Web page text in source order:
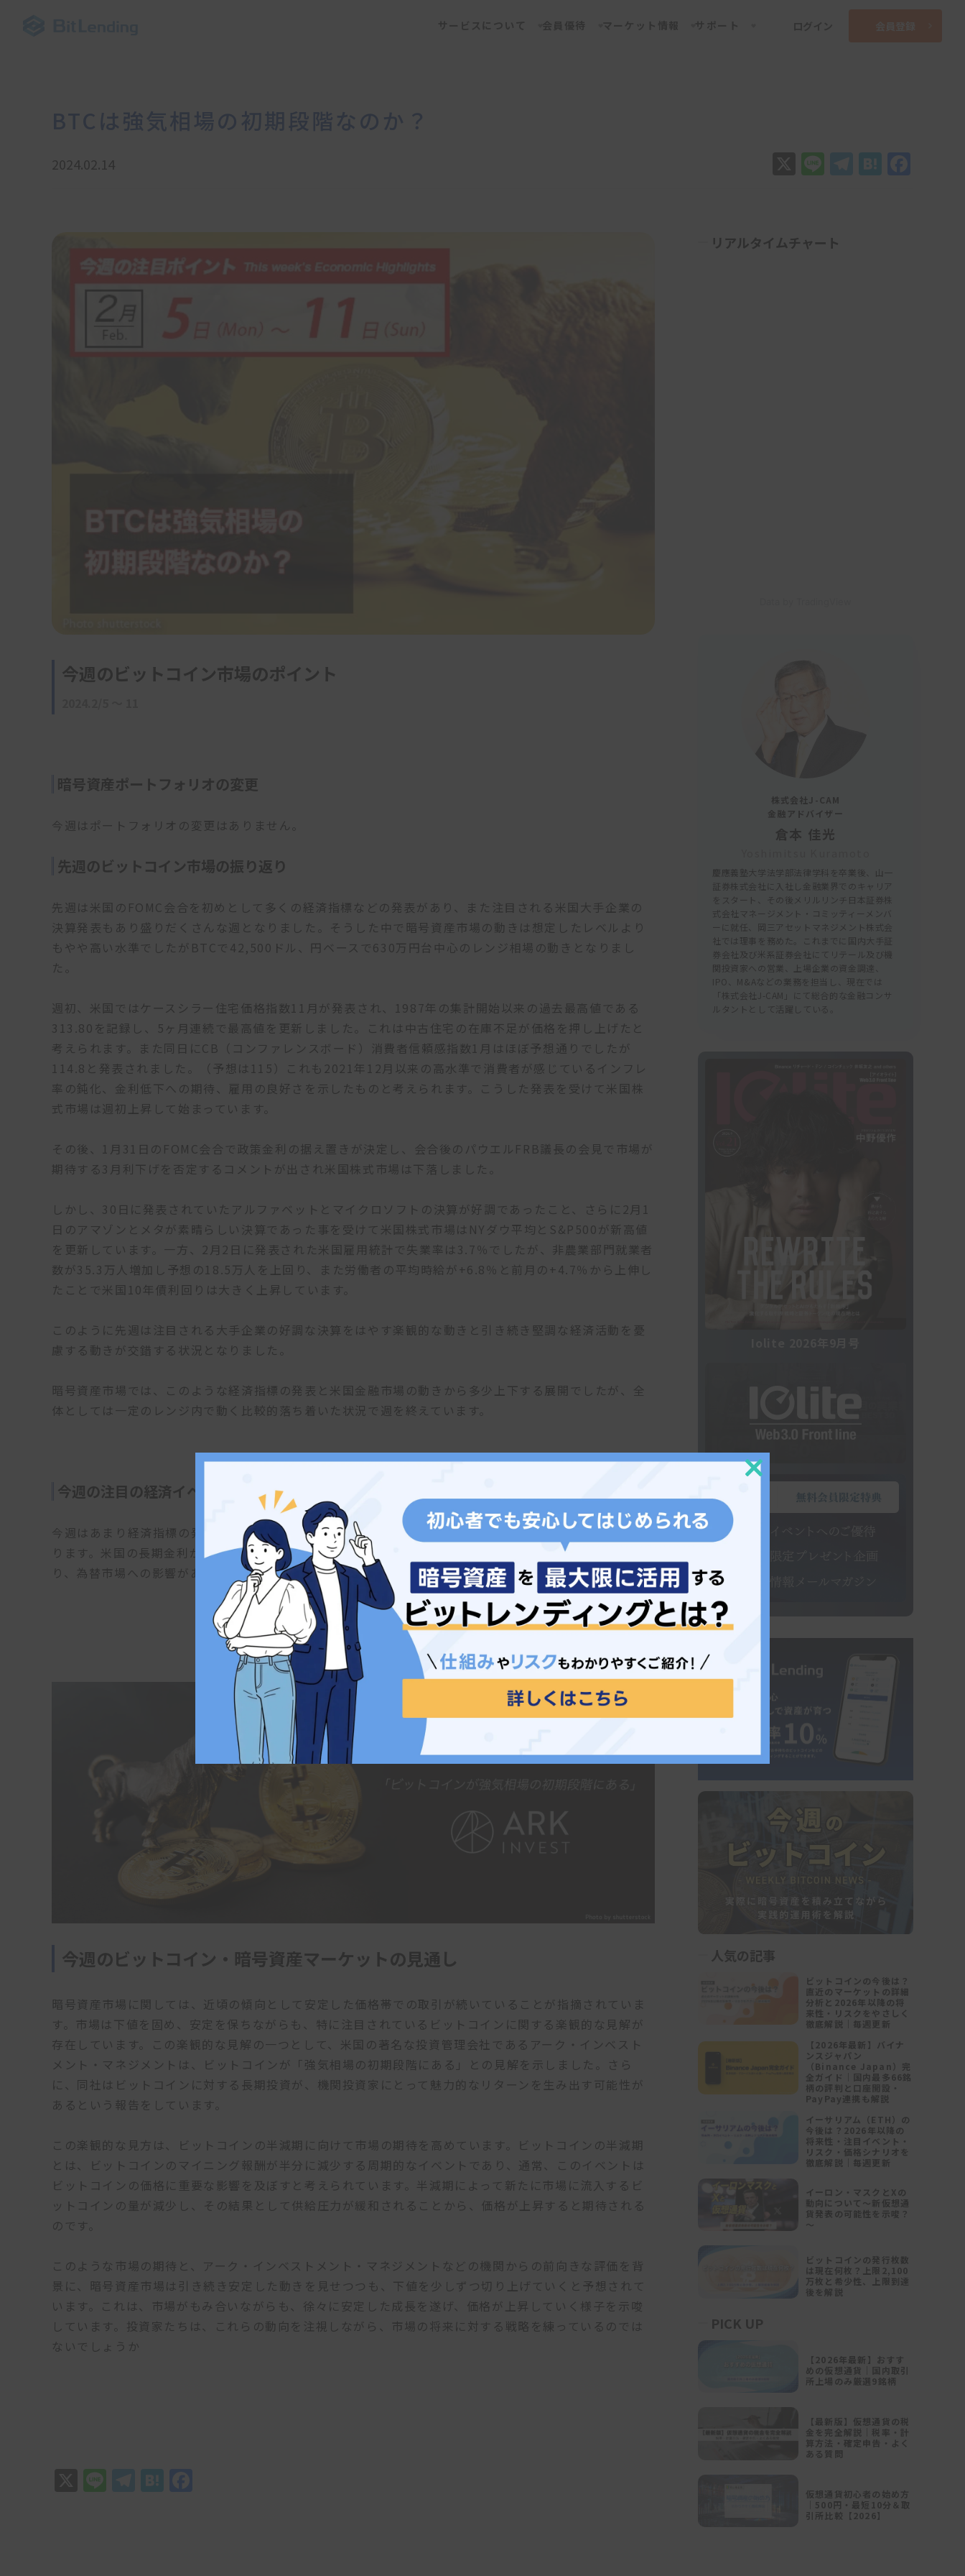
BTCは強気相場の初期段階なのか？
2024.02.14 X LineTelegram
Hatena
今週のビットコイン市場のポイント
暗号資産ポートフォリオの変更
今週はポートフォリオの変更はありません。
先週のビットコイン市場の振り返り
先週は米国のFOMC会合を初めとして多くの経済指標などの発表があり、また注目される米国大手企業の
決算発表もあり盛りだくさんな週となりました。そうした中で暗号資産市場の動きは想定したレベルより
もやや高い水準でしたがBTCで42,500ドル、円ベースで630万円台中心のレンジ相場の動きとなりまし
た。
週初、米国ではケースシラー住宅価格指数11月が発表され、1987年の集計開始以来の過去最高値である
313.80を記録し、5ヶ月連続で最高値を更新しました。これは中古住宅の在庫不足が価格を押し上げたと
考えられます。また同日にCB（コンファレンスボード）消費者信頼感指数1月はほぼ予想通りでしたが
114.8と発表されました。（予想は115）これも2021年12月以来の高水準で消費者が感じているインフレ
率の鈍化、金利低下への期待、雇用の良好さを示したものと考えられます。こうした発表を受けて米国株
式市場は週初上昇して始まっています。
その後、1月31日のFOMC会合で政策金利の据え置きが決定し、会合後のパウエルFRB議長の会見で市場が
期待する3月利下げを否定するコメントが出され米国株式市場は下落しました。
しかし、30日に発表されていたアルファベットとマイクロソフトの決算が好調であったこと、さらに2月1
日のアマゾンとメタが素晴らしい決算であった事を受けて米国株式市場はNYダウ平均とS&P500が新高値
を更新しています。一方、2月2日に発表された米国雇用統計で失業率は3.7％でしたが、非農業部門就業者
数が35.3万人増加し予想の18.5万人を上回り、また労働者の平均時給が+6.8％と前月の+4.7％から上伸し
たことで米国10年債利回りは大きく上昇しています。
このように先週は注目される大手企業の好調な決算をはやす楽観的な動きと引き続き堅調な経済活動を憂
慮する動きが交錯する状況となりました。
暗号資産市場では、このような経済指標の発表と米国金融市場の動きから多少上下する展開でしたが、全
体としては一定のレンジ内で動く比較的落ち着いた状況で週を終えています。
今週の注目の経済イベント
今週はあまり経済指標の発表はありませんが、日米の貿易収支などの発表と中国の物価に関する発表があ
ります。米国の長期金利が上昇している場面で日本銀行の金融正常化についての関心が高まる可能性もあ
り、為替市場への影響があるのか注目したいところです。
今週のビットコイン・暗号資産マーケットの見通し
暗号資産市場に関しては、近頃の傾向として安定した価格帯での取引が続いていることが指摘されていま
す。市場は下値を固め、安定を保ちながらも、特に注目されているビットコインに関する楽観的な見解が
存在しています。この楽観的な見解の一つとして、米国の著名な投資管理会社であるアーク・インベスト
メント・マネジメントは、ビットコインが「強気相場の初期段階にある」との見解を示しました。さら
に、同社はビットコインに対する長期投資が、機関投資家にとって魅力的なリターンを生み出す可能性が
あるという報告をしています。
この楽観的な見方は、ビットコインの半減期に向けて市場の期待を高めています。ビットコインの半減期
とは、ビットコインのマイニング報酬が半分に減少する周期的なイベントであり、通常、このイベントは
ビットコインの価格に重要な影響を及ぼすと考えられています。半減期によって新たに市場に流入するビ
ットコインの量が減少し、その結果として供給圧力が緩和されることから、価格が上昇すると期待される
のです。
このような市場の期待と、アーク・インベストメント・マネジメントなどの機関からの前向きな評価を背
景に、暗号資産市場は引き続き安定した動きを見せつつも、下値を少しずつ切り上げていくと予想されて
います。これは、市場がもみ合いながらも、徐々に安定した成長を遂げ、価格が上昇していく様子を示唆
しています。投資家たちは、これらの動向を注視しながら、市場の将来に対する戦略を練っているのでは
ないでしょうか
X LineTelegram
Hatena
Facebook
リアルタイムチャート
株式会社J-CAM
金融アドバイザー
倉本 佳光
慶應義塾大学法学部法律学科を卒業後、山一
証券株式会社に入社し金融業界でのキャリア
をスタート、その後メリルリンチ日本証券株
式会社マネージメント・コミッティーメンバ
ーに就任、岡三アセットマネジメント株式会
社では理事を務めた。これまでに国内大手証
券会社及び米系証券会社にてリテール及び機
関投資家への営業、上場企業の資金調達、
IPO、M&Aなどの業務を担当し、現在では
「株式会社J-CAM」にて総合的な金融コンサ
ルタントとして活躍している。
人気の記事
ビットコインの今後は？
直近のマーケットの詳細
分析と2026年以降の将
来性・リスクをやさしく
徹底解説｜毎週更新
【2026年最新】バイナ
ンスジャパン
（Binance Japan）完
全ガイド｜国内最多66銘
柄の評判と口座開設・
PayPay連携も解説
イーサリアム（ETH）の
今後は？2026年以降の
将来性・注目イベント・
リスク・価格シナリオを
徹底解説｜毎週更新
イーロン・マスクとXの
動向について～新仮想通
貨発表の可能性を示唆？
～
ビットコインの発行枚数
は現在何枚？上限2,100
万枚と希少性、上限到達
後を解説
PICK UP
【2026年最新】おすす
めの仮想通貨｜国内取引
所上場のみ厳選9銘柄
【最新版】仮想通貨の税
金を完全解説｜税率・計
算方法・確定申告・よく
ある質問
仮想通貨初心者の始め方
｜500円・最短10分＆取
引所比較【2026】
Close